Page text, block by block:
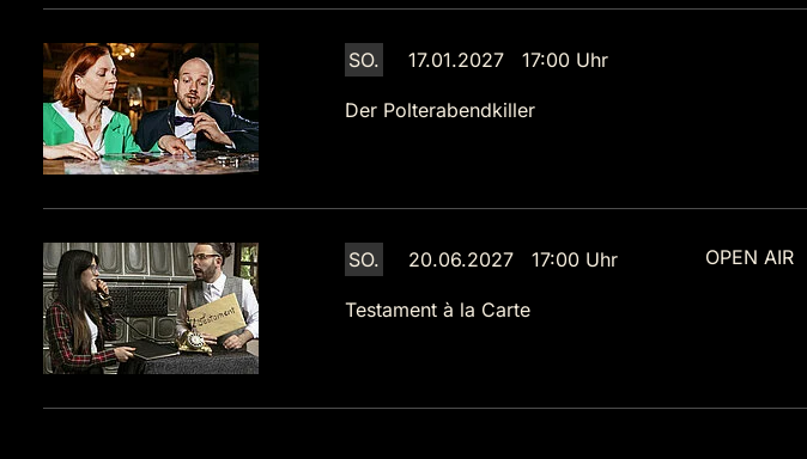
SO. 17.01.2027 17:00 Uhr
Der Polterabendkiller
SO. 20.06.2027 17:00 Uhr
Testament à la Carte
OPEN AIR